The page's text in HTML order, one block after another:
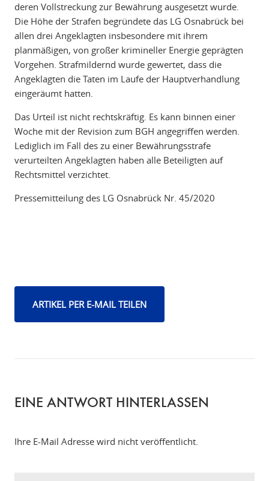
deren Vollstreckung zur Bewährung ausgesetzt wurde.
Die Höhe der Strafen begründete das LG Osnabrück bei
allen drei Angeklagten insbesondere mit ihrem
planmäßigen, von großer krimineller Energie geprägten
Vorgehen. Strafmildernd wurde gewertet, dass die
Angeklagten die Taten im Laufe der Hauptverhandlung
eingeräumt hatten.
Das Urteil ist nicht rechtskräftig. Es kann binnen einer
Woche mit der Revision zum BGH angegriffen werden.
Lediglich im Fall des zu einer Bewährungsstrafe
verurteilten Angeklagten haben alle Beteiligten auf
Rechtsmittel verzichtet.
Pressemitteilung des LG Osnabrück Nr. 45/2020
ARTIKEL PER E-MAIL TEILEN
EINE ANTWORT HINTERLASSEN
Ihre E-Mail Adresse wird nicht veröffentlicht.